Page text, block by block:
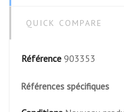
QUICK COMPARE
Référence 903353
Références spécifiques